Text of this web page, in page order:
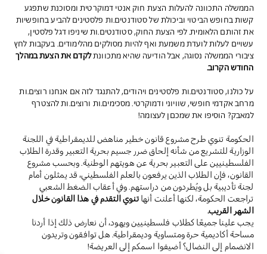
הממשלה התכוונה להעלות הצעת חוק אנטי דמוקרטית ומסוכנת שתפגע
קשות בחופש הביטוי וביכולת של סטודנטים.ות פלסטינים להביע בחופשיות
את זהותם הלאומית. לפי הצעת החוק, סטודנטים.ות שיניפו דגל פלסטין,
עשויים לעלות לועדת משמעת ואף להיות מסולקים מהלימודים. בעקבות לחץ
ציבורי הממשלה נסוגה, אבל הודיעה שהיא מתכוונתלקדם את הצעת במהלך
החודש הקרוב.
על כולנו, סטודנטים.ות פלסטינים ויהודים, להתנגד לזה אם אנחנו רוצים.ות
מרחב אקדמי חופשי, שוויוני ודמוקרטי. מסכימים.ות ורוצים.ות להצטרף
למאבק? הוסיפו את שמכםן לעצומה!
الحكومة تنوي طرح مشروع قانون خطير مناهض للديمقراطية في اللجنة
الوزارية للتشريع من شأنه إلحاق ضرر جسيم بحرية التعبير وقدرة الطلاب
الفلسطينيين على التعبير بحرية عن هويتهم الوطنية. وبحسب مشروع
القانون، فإن الطلاب الذين يرفعون بالعلم الفلسطيني، قد يمثلون أمام
لجنة تأديبية بل ويُطردون من دراستهم. وفي أعقاب الضغط الشعبي
تراجعت الحكومة، لكنها أعلنت أنها تنوي التقدم في هذا القانون خلال
الشهر القريب.
يجب علينا جميعًا كطلاب فلسطينيين ويهود، أن نعارض ذلك إذا أردنا
مساحة أكاديمية حرة ومتساوية وديمقراطية. هل توافقون وتريدون
الانضمام إلى النضال؟ أضيفوا اسمكم إلى العريضة!